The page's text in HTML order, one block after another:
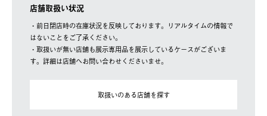
店舗取扱い状況
・前日閉店時の在庫状況を反映しております。リアルタイムの情報で
はないことをご了承ください。
・取扱いが無い店舗も展示専用品を展示しているケースがございま
す。詳細は店舗へお問い合わせくださいませ。
取扱いのある店舗を探す